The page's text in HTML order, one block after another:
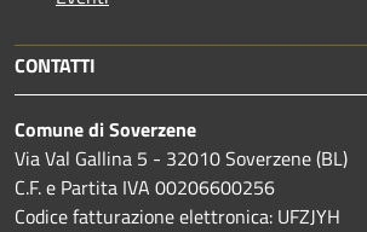
CONTATTI
Comune di Soverzene
Via Val Gallina 5 - 32010 Soverzene (BL)
C.F. e Partita IVA 00206600256
Codice fatturazione elettronica: UFZJYH